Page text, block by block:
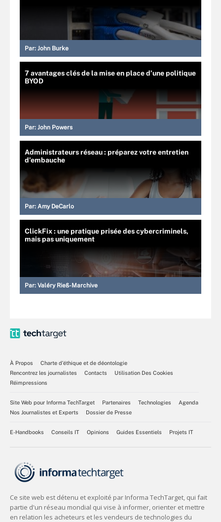
Par: John Burke
7 avantages clés de la mise en place d’une politique
BYOD
Par: John Powers
Administrateurs réseau : préparez votre entretien
d’embauche
Par: Amy DeCarlo
ClickFix : une pratique prisée des cybercriminels,
mais pas uniquement
Par: Valéry Rieß-Marchive
À Propos
Charte d’éthique et de déontologie
Rencontrez les journalistes
Contacts
Utilisation Des Cookies
Réimpressions
Site Web pour Informa TechTarget Partenaires Technologies
Agenda
Nos Journalistes et Experts
Dossier de Presse
E-Handbooks Conseils IT Opinions Guides Essentiels Projets IT